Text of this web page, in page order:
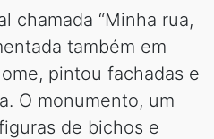
chamada “Minha rua,
também em
pintou fachadas e
O monumento, um
de bichos e